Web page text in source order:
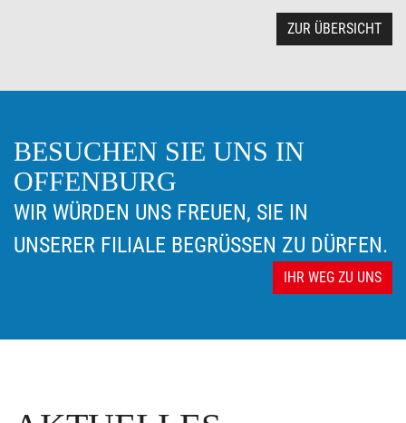
ZUR ÜBERSICHT
BESUCHEN SIE UNS IN
OFFENBURG
WIR WÜRDEN UNS FREUEN, SIE IN
UNSERER FILIALE BEGRÜSSEN ZU DÜRFEN.
IHR WEG ZU UNS